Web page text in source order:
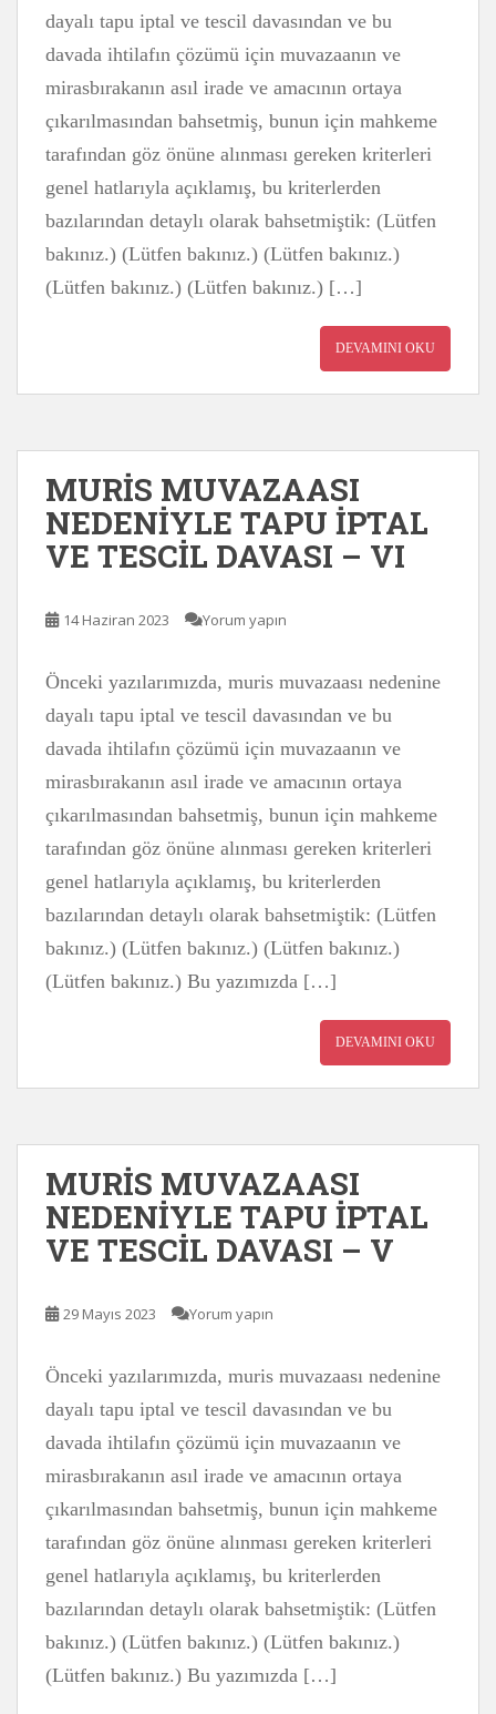
dayalı tapu iptal ve tescil davasından ve bu
davada ihtilafın çözümü için muvazaanın ve
mirasbırakanın asıl irade ve amacının ortaya
çıkarılmasından bahsetmiş, bunun için mahkeme
tarafından göz önüne alınması gereken kriterleri
genel hatlarıyla açıklamış, bu kriterlerden
bazılarından detaylı olarak bahsetmiştik: (Lütfen
bakınız.) (Lütfen bakınız.) (Lütfen bakınız.)
(Lütfen bakınız.) (Lütfen bakınız.) […]
DEVAMINI OKU
MURİS MUVAZAASI
NEDENİYLE TAPU İPTAL
VE TESCİL DAVASI – VI
14 Haziran 2023 Yorum yapın
Önceki yazılarımızda, muris muvazaası nedenine
dayalı tapu iptal ve tescil davasından ve bu
davada ihtilafın çözümü için muvazaanın ve
mirasbırakanın asıl irade ve amacının ortaya
çıkarılmasından bahsetmiş, bunun için mahkeme
tarafından göz önüne alınması gereken kriterleri
genel hatlarıyla açıklamış, bu kriterlerden
bazılarından detaylı olarak bahsetmiştik: (Lütfen
bakınız.) (Lütfen bakınız.) (Lütfen bakınız.)
(Lütfen bakınız.) Bu yazımızda […]
DEVAMINI OKU
MURİS MUVAZAASI
NEDENİYLE TAPU İPTAL
VE TESCİL DAVASI – V
29 Mayıs 2023 Yorum yapın
Önceki yazılarımızda, muris muvazaası nedenine
dayalı tapu iptal ve tescil davasından ve bu
davada ihtilafın çözümü için muvazaanın ve
mirasbırakanın asıl irade ve amacının ortaya
çıkarılmasından bahsetmiş, bunun için mahkeme
tarafından göz önüne alınması gereken kriterleri
genel hatlarıyla açıklamış, bu kriterlerden
bazılarından detaylı olarak bahsetmiştik: (Lütfen
bakınız.) (Lütfen bakınız.) (Lütfen bakınız.)
(Lütfen bakınız.) Bu yazımızda […]